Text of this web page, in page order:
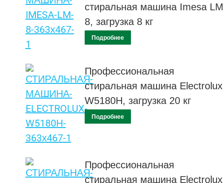
стиральная машина Imesa LM
8, загрузка 8 кг
Подробнее
Профессиональная
стиральная машина Electrolux
W5180H, загрузка 20 кг
Подробнее
Профессиональная
стиральная машина Electrolux